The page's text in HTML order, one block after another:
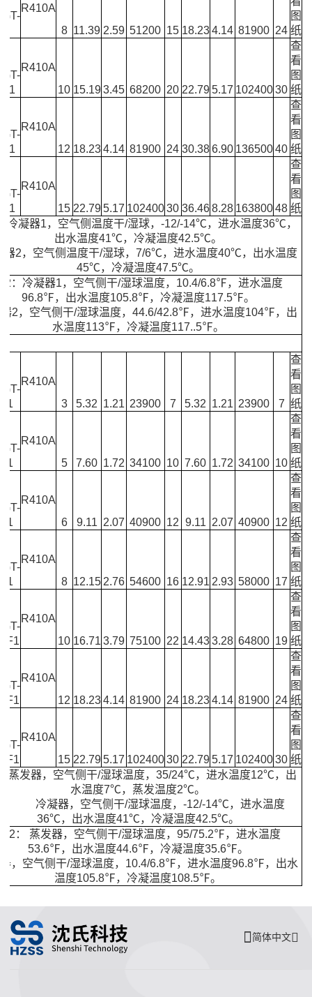
R410A
8 11.39 2.59 51200 15 18.23 4.14 81900 24
图
纸
R410A
10 15.19 3.45 68200 20 22.79 5.17 102400 30
查
看
图
纸
R410A
12 18.23 4.14 81900 24 30.38 6.90 136500 40
查
看
图
纸
R410A
15 22.79 5.17 102400 30 36.46 8.28 163800 48
查
看
图
纸
冷凝器1，空气侧温度干/湿球，-12/-14℃，进水温度36℃，
出水温度41℃，冷凝温度42.5℃。
2，空气侧温度干/湿球，7/6℃，进水温度40℃，出水温度
45℃，冷凝温度47.5℃。
2：冷凝器1，空气侧干/湿球温度，10.4/6.8℉，进水温度
96.8℉，出水温度105.8℉，冷凝温度117.5℉。
2，空气侧干/湿球温度，44.6/42.8℉，进水温度104℉，出
水温度113℉，冷凝温度117..5℉。
R410A
3
5.32 1.21 23900 7 5.32 1.21 23900 7
查
看
图
纸
R410A
5
7.60 1.72 34100 10 7.60 1.72 34100 10
查
看
图
纸
R410A
6
9.11 2.07 40900 12 9.11 2.07 40900 12
查
看
图
纸
R410A
8 12.15 2.76 54600 16 12.91 2.93 58000 17
查
看
图
纸
R410A
10 16.71 3.79 75100 22 14.43 3.28 64800 19
查
看
图
纸
R410A
12 18.23 4.14 81900 24 18.23 4.14 81900 24
查
看
图
纸
R410A
15 22.79 5.17 102400 30 22.79 5.17 102400 30
查
看
图
纸
蒸发器，空气侧干/湿球温度，35/24℃，进水温度12℃，出
水温度7℃，蒸发温度2℃。
凝器，空气侧干/湿球温度，-12/-14℃，进水温度
36℃，出水温度41℃，冷凝温度42.5℃。
2： 蒸发器，空气侧干/湿球温度，95/75.2℉，进水温度
53.6℉，出水温度44.6℉，冷凝温度35.6℉。
，空气侧干/湿球温度，10.4/6.8℉，进水温度96.8℉，出水
温度105.8℉，冷凝温度108.5℉。
简体中文